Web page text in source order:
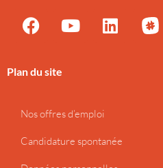
Plan du site
Nos offres d’emploi
Candidature spontanée